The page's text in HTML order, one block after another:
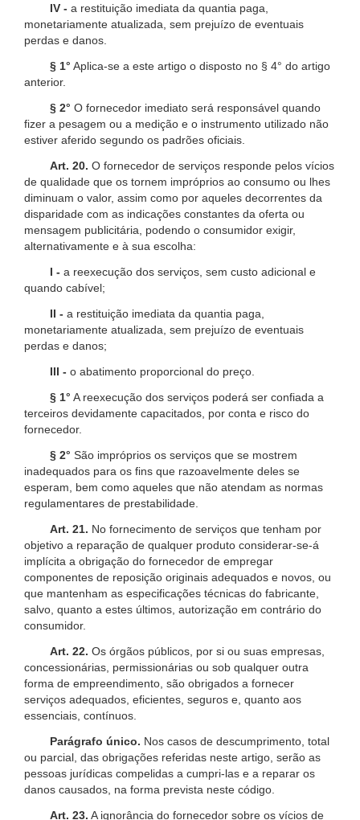
IV - a restituição imediata da quantia paga,
monetariamente atualizada, sem prejuízo de eventuais
perdas e danos.
§ 1° Aplica-se a este artigo o disposto no § 4° do artigo
anterior.
§ 2° O fornecedor imediato será responsável quando
fizer a pesagem ou a medição e o instrumento utilizado não
estiver aferido segundo os padrões oficiais.
Art. 20. O fornecedor de serviços responde pelos vícios
de qualidade que os tornem impróprios ao consumo ou lhes
diminuam o valor, assim como por aqueles decorrentes da
disparidade com as indicações constantes da oferta ou
mensagem publicitária, podendo o consumidor exigir,
alternativamente e à sua escolha:
I - a reexecução dos serviços, sem custo adicional e
quando cabível;
II - a restituição imediata da quantia paga,
monetariamente atualizada, sem prejuízo de eventuais
perdas e danos;
III - o abatimento proporcional do preço.
§ 1° A reexecução dos serviços poderá ser confiada a
terceiros devidamente capacitados, por conta e risco do
fornecedor.
§ 2° São impróprios os serviços que se mostrem
inadequados para os fins que razoavelmente deles se
esperam, bem como aqueles que não atendam as normas
regulamentares de prestabilidade.
Art. 21. No fornecimento de serviços que tenham por
objetivo a reparação de qualquer produto considerar-se-á
implícita a obrigação do fornecedor de empregar
componentes de reposição originais adequados e novos, ou
que mantenham as especificações técnicas do fabricante,
salvo, quanto a estes últimos, autorização em contrário do
consumidor.
Art. 22. Os órgãos públicos, por si ou suas empresas,
concessionárias, permissionárias ou sob qualquer outra
forma de empreendimento, são obrigados a fornecer
serviços adequados, eficientes, seguros e, quanto aos
essenciais, contínuos.
Parágrafo único. Nos casos de descumprimento, total
ou parcial, das obrigações referidas neste artigo, serão as
pessoas jurídicas compelidas a cumpri-las e a reparar os
danos causados, na forma prevista neste código.
Art. 23. A ignorância do fornecedor sobre os vícios de